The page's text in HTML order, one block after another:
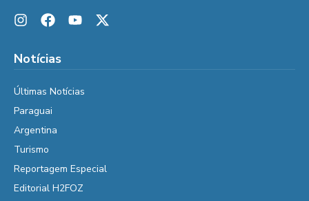
Notícias
Últimas Notícias
Paraguai
Argentina
Turismo
Reportagem Especial
Editorial H2FOZ